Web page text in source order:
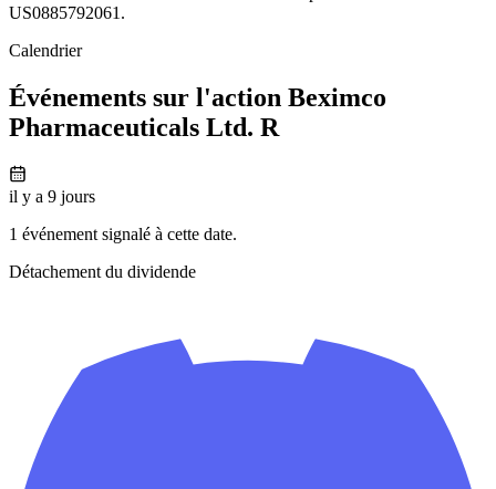
US0885792061.
Calendrier
Événements sur l'action Beximco
Pharmaceuticals Ltd. R
il y a 9 jours
1 événement signalé à cette date.
Détachement du dividende